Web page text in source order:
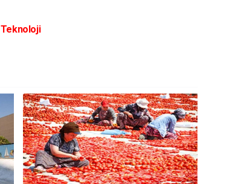
Teknoloji